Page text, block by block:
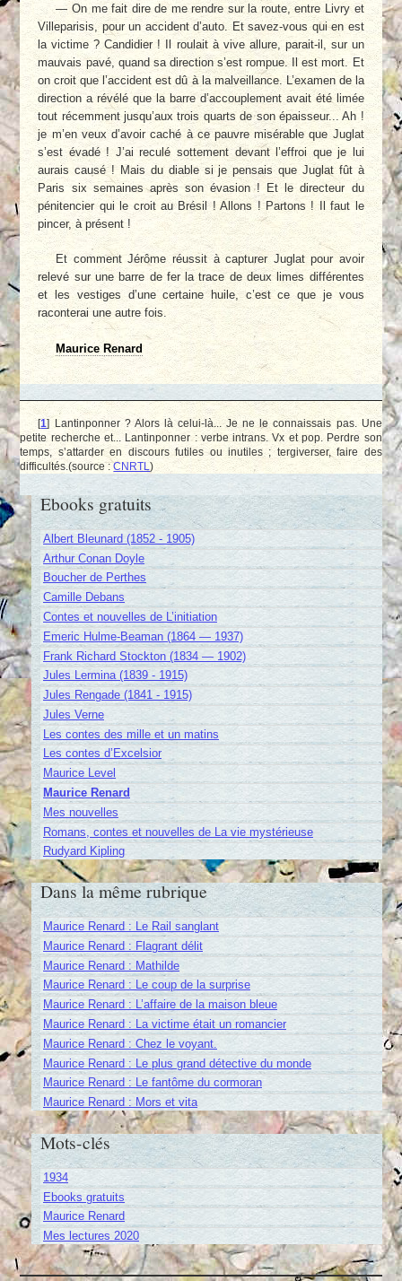
— On me fait dire de me rendre sur la route, entre Livry et
Villeparisis, pour un accident d’auto. Et savez-vous qui en est
la victime ? Candidier ! Il roulait à vive allure, parait-il, sur un
mauvais pavé, quand sa direction s’est rompue. Il est mort. Et
on croit que l’accident est dû à la malveillance. L’examen de la
direction a révélé que la barre d’accouplement avait été limée
tout récemment jusqu’aux trois quarts de son épaisseur... Ah !
je m’en veux d’avoir caché à ce pauvre misérable que Juglat
s’est évadé ! J’ai reculé sottement devant l’effroi que je lui
aurais causé ! Mais du diable si je pensais que Juglat fût à
Paris six semaines après son évasion ! Et le directeur du
pénitencier qui le croit au Brésil ! Allons ! Partons ! Il faut le
pincer, à présent !
Et comment Jérôme réussit à capturer Juglat pour avoir
relevé sur une barre de fer la trace de deux limes différentes
et les vestiges d’une certaine huile, c’est ce que je vous
raconterai une autre fois.
Maurice Renard
[1]
Lantinponner ? Alors là celui-là... Je ne le connaissais pas. Une
petite recherche et... Lantinponner : verbe intrans. Vx et pop. Perdre son
temps, s’attarder en discours futiles ou inutiles ; tergiverser, faire des
difficultés.(source :CNRTL)
Ebooks gratuits
Albert Bleunard (1852 - 1905)
Arthur Conan Doyle
Boucher de Perthes
Camille Debans
Contes et nouvelles de L’initiation
Emeric Hulme-Beaman (1864 — 1937)
Frank Richard Stockton (1834 — 1902)
Jules Lermina (1839 - 1915)
Jules Rengade (1841 - 1915)
Jules Verne
Les contes des mille et un matins
Les contes d’Excelsior
Maurice Level
Maurice Renard
Mes nouvelles
Romans, contes et nouvelles de La vie mystérieuse
Rudyard Kipling
Dans la même rubrique
Maurice Renard : Le Rail sanglant
Maurice Renard : Flagrant délit
Maurice Renard : Mathilde
Maurice Renard : Le coup de la surprise
Maurice Renard : L’affaire de la maison bleue
Maurice Renard : La victime était un romancier
Maurice Renard : Chez le voyant.
Maurice Renard : Le plus grand détective du monde
Maurice Renard : Le fantôme du cormoran
Maurice Renard : Mors et vita
Mots-clés
1934
Ebooks gratuits
Maurice Renard
Mes lectures 2020